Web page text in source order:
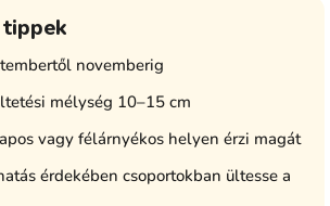
novemberig
mélység 10–15 cm
vagy félárnyékos helyen érzi magát
érdekében csoportokban ültesse a